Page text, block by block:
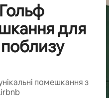
для
помешкання з